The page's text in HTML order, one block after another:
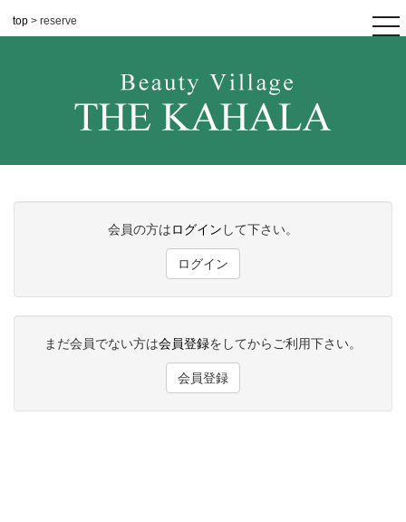
top > reserve
会員の方はログイン して下さい。
ログイン
まだ会員でない方は会員登録をしてからご利用下さい。
会員登録